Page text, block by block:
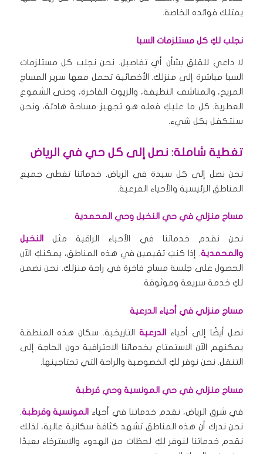
يمتلك فوائده الخاصة.
نجلب لكِ كل مستلزمات السبا
لا داعي للقلق بشأن أي تفاصيل. نحن نجلب كل مستلزمات
السبا مباشرة إلى منزلك. الأخصائية تحمل معها سرير المساج
المريح، والمناشف النظيفة، والزيوت الفاخرة، وحتى الشموع
العطرية. كل ما عليكِ فعله هو تجهيز مساحة هادئة، ونحن
سنتكفل بكل شيء.
تغطية شاملة: نصل إلى كل حي في الرياض
نحن نصل إلى كل سيدة في الرياض. خدماتنا تغطي جميع
المناطق الرئيسية والأحياء الفرعية.
مساج منزلي في حي النخيل وحي المحمدية
نحن نقدم خدماتنا في الأحياء الراقية مثل
النخيل
والمحمدية. إذا كنتِ تقيمين في هذه المناطق، يمكنكِ الآن
الحصول على جلسة مساج فاخرة في راحة منزلك. نحن نضمن
لكِ خدمة سريعة وموثوقة.
مساج منزلي في أحياء الدرعية
نصل أيضًا إلى أحياء الدرعيةالتاريخية. سكان هذه المنطقة
يمكنهم الآن الاستمتاع بخدماتنا الاحترافية دون الحاجة إلى
التنقل. نحن نوفر لكِ الخصوصية والراحة التي تحتاجينها.
مساج منزلي في حي المونسية وحي قرطبة
في شرق الرياض، نقدم خدماتنا في أحياء المونسية وقرطبة.
نحن ندرك أن هذه المناطق تشهد كثافة سكانية عالية، لذلك
نقدم خدماتنا لنوفر لكِ لحظات من الهدوء والاسترخاء بعيدًا